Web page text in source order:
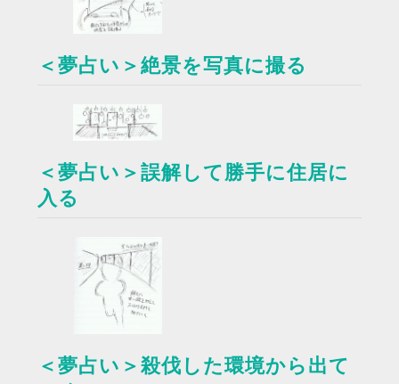
＜夢占い＞絶景を写真に撮る
＜夢占い＞誤解して勝手に住居に
入る
＜夢占い＞殺伐した環境から出て